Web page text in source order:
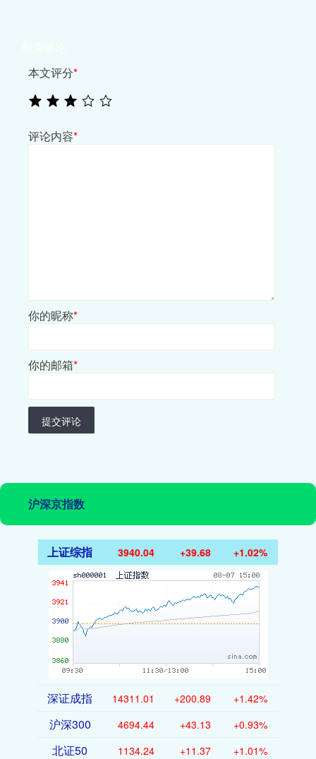
本文评分*
评论内容*
你的昵称*
你的邮箱*
提交评论
沪深京指数
上证综指 3940.04 +39.68 +1.02%
深证成指 14311.01 +200.89 +1.42%
沪深300 4694.44 +43.13 +0.93%
北证50 1134.24 +11.37 +1.01%